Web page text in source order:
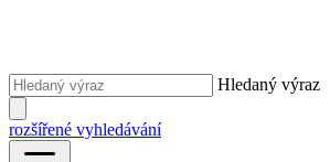
Hledaný výraz
rozšířené vyhledávání